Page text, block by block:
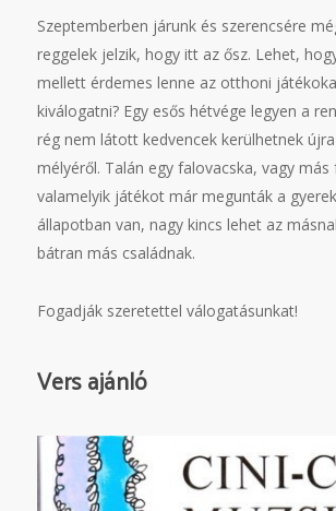
Szeptemberben járunk és szerencsére
reggelek jelzik, hogy itt az ősz. Lehet,
mellett érdemes lenne az otthoni
kiválogatni? Egy esős hétvége legyen a
rég nem látott kedvencek kerülhetnek
mélyéről. Talán egy falovacska, vagy más
valamelyik játékot már megunták a
állapotban van, nagy kincs lehet az
bátran más családnak.
Fogadják szeretettel válogatásunkat!
Vers ajánló